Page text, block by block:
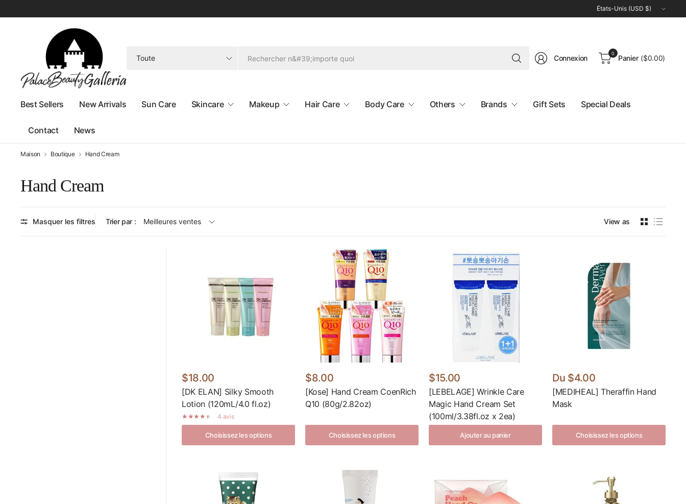
Mettre
à
pays/la
région
Rechercher
n'importe
n'importe
Connexion
0
Panier ($0.00)
Best Sellers New Arrivals Sun Care Skincare Makeup Hair Care Body Care Others Brands Gift Sets Special Deals
Contact News
Maison Boutique Hand Cream
Hand Cream
Masquer les filtres Trier par : View as
$18.00
[DK ELAN] Silky Smooth
Lotion (120mL/4.0 fl.oz)
4 avis
Choisissez les options
$8.00
[Kose] Hand Cream CoenRich
Q10 (80g/2.82oz)
Choisissez les options
$15.00
[LEBELAGE] Wrinkle Care
Magic Hand Cream Set
(100ml/3.38fl.oz x 2ea)
Ajouter au panier
Du $4.00
[MEDIHEAL] Theraffin Hand
Mask
Choisissez les options